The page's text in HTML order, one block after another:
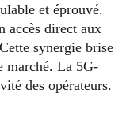
et éprouvé.
accès direct aux
synergie brise
marché. La 5G-
des opérateurs.